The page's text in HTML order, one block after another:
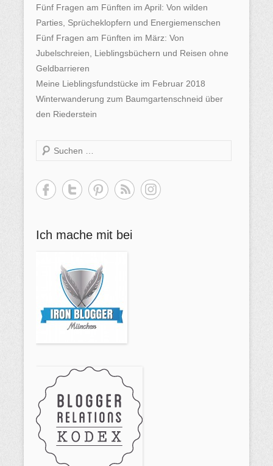
Fünf Fragen am Fünften im April: Von wilden
Parties, Sprücheklopfern und Energiemenschen
Fünf Fragen am Fünften im März: Von
Jubelschreien, Lieblingsbüchern und Reisen ohne
Geldbarrieren
Meine Lieblingsfundstücke im Februar 2018
Winterwanderung zum Baumgartenschneid über
den Riederstein
h
Ich mache mit bei